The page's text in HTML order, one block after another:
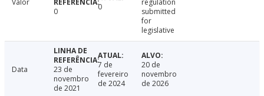
Valor
0
0
regulation
submitted
for
legislative
Data
23 de
novembro
de 2021
7 de
fevereiro
de 2024
20 de
novembro
de 2026